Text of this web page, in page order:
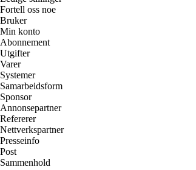
Fortell oss noe
Bruker
Min konto
Abonnement
Utgifter
Varer
Systemer
Samarbeidsform
Sponsor
Annonsepartner
Refererer
Nettverkspartner
Presseinfo
Post
Sammenhold